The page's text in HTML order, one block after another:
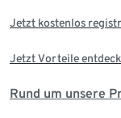
Jetzt kostenlos
Jetzt Vorteile
Rund um unsere